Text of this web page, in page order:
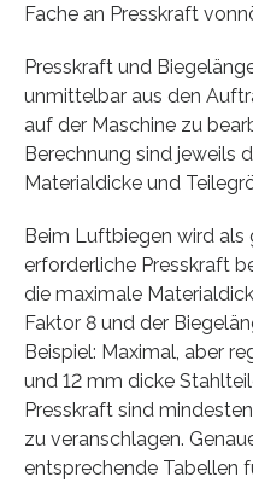
Fache an Presskraft
Presskraft und
unmittelbar aus den
auf der Maschine zu
Berechnung sind jeweils
Materialdicke und
Beim Luftbiegen wird als
erforderliche Presskraft
die maximale
Faktor 8 und der
Beispiel: Maximal, aber
und 12 mm dicke
Presskraft sind
zu veranschlagen.
entsprechende Tabellen